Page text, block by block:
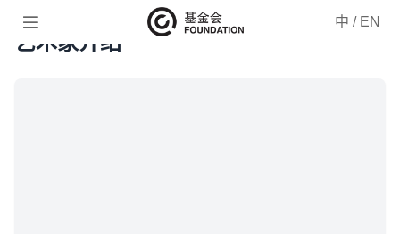
 中 / EN
艺术家介绍